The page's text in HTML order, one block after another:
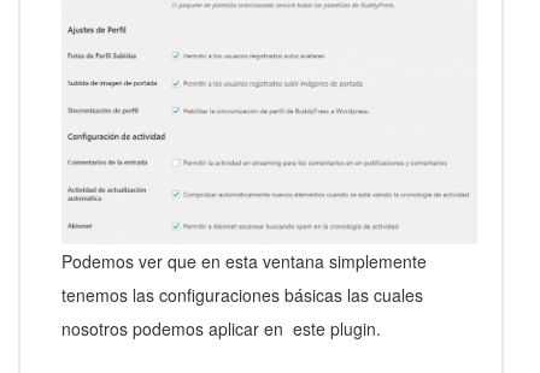
Podemos ver que en esta ventana simplemente
tenemos las configuraciones básicas las cuales
nosotros podemos aplicar en este plugin.